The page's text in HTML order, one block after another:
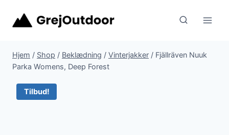
Hjem / Shop / Beklædning / Vinterjakker / Fjällräven Nuuk
Parka Womens, Deep Forest
Tilbud!